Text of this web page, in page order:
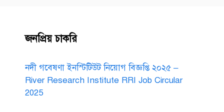
জনপ্রিয় চাকরি
নদী গবেষণা ইনস্টিটিউট নিয়োগ বিজ্ঞপ্তি ২০২৫ –
River Research Institute RRI Job Circular
2025